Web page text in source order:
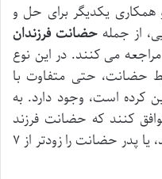
همکاری یکدیگر برای حل و
از جمله حضانت فرزندان
مراجعه می کنند. در این نوع
حضانت، حتی متفاوت با
کرده است، وجود دارد. به
کنند که حضانت فرزند
پس از هفت سالگی نیز با مادر باشد، یا پدر حضانت را زودتر از ۷